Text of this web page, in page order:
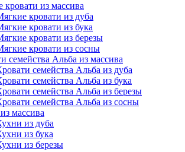
кровати из массива
кровати из дуба
кровати из бука
кровати из березы
кровати из сосны
семейства Альба из массива
семейства Альба из дуба
семейства Альба из бука
семейства Альба из березы
семейства Альба из сосны
массива
из дуба
из бука
из березы